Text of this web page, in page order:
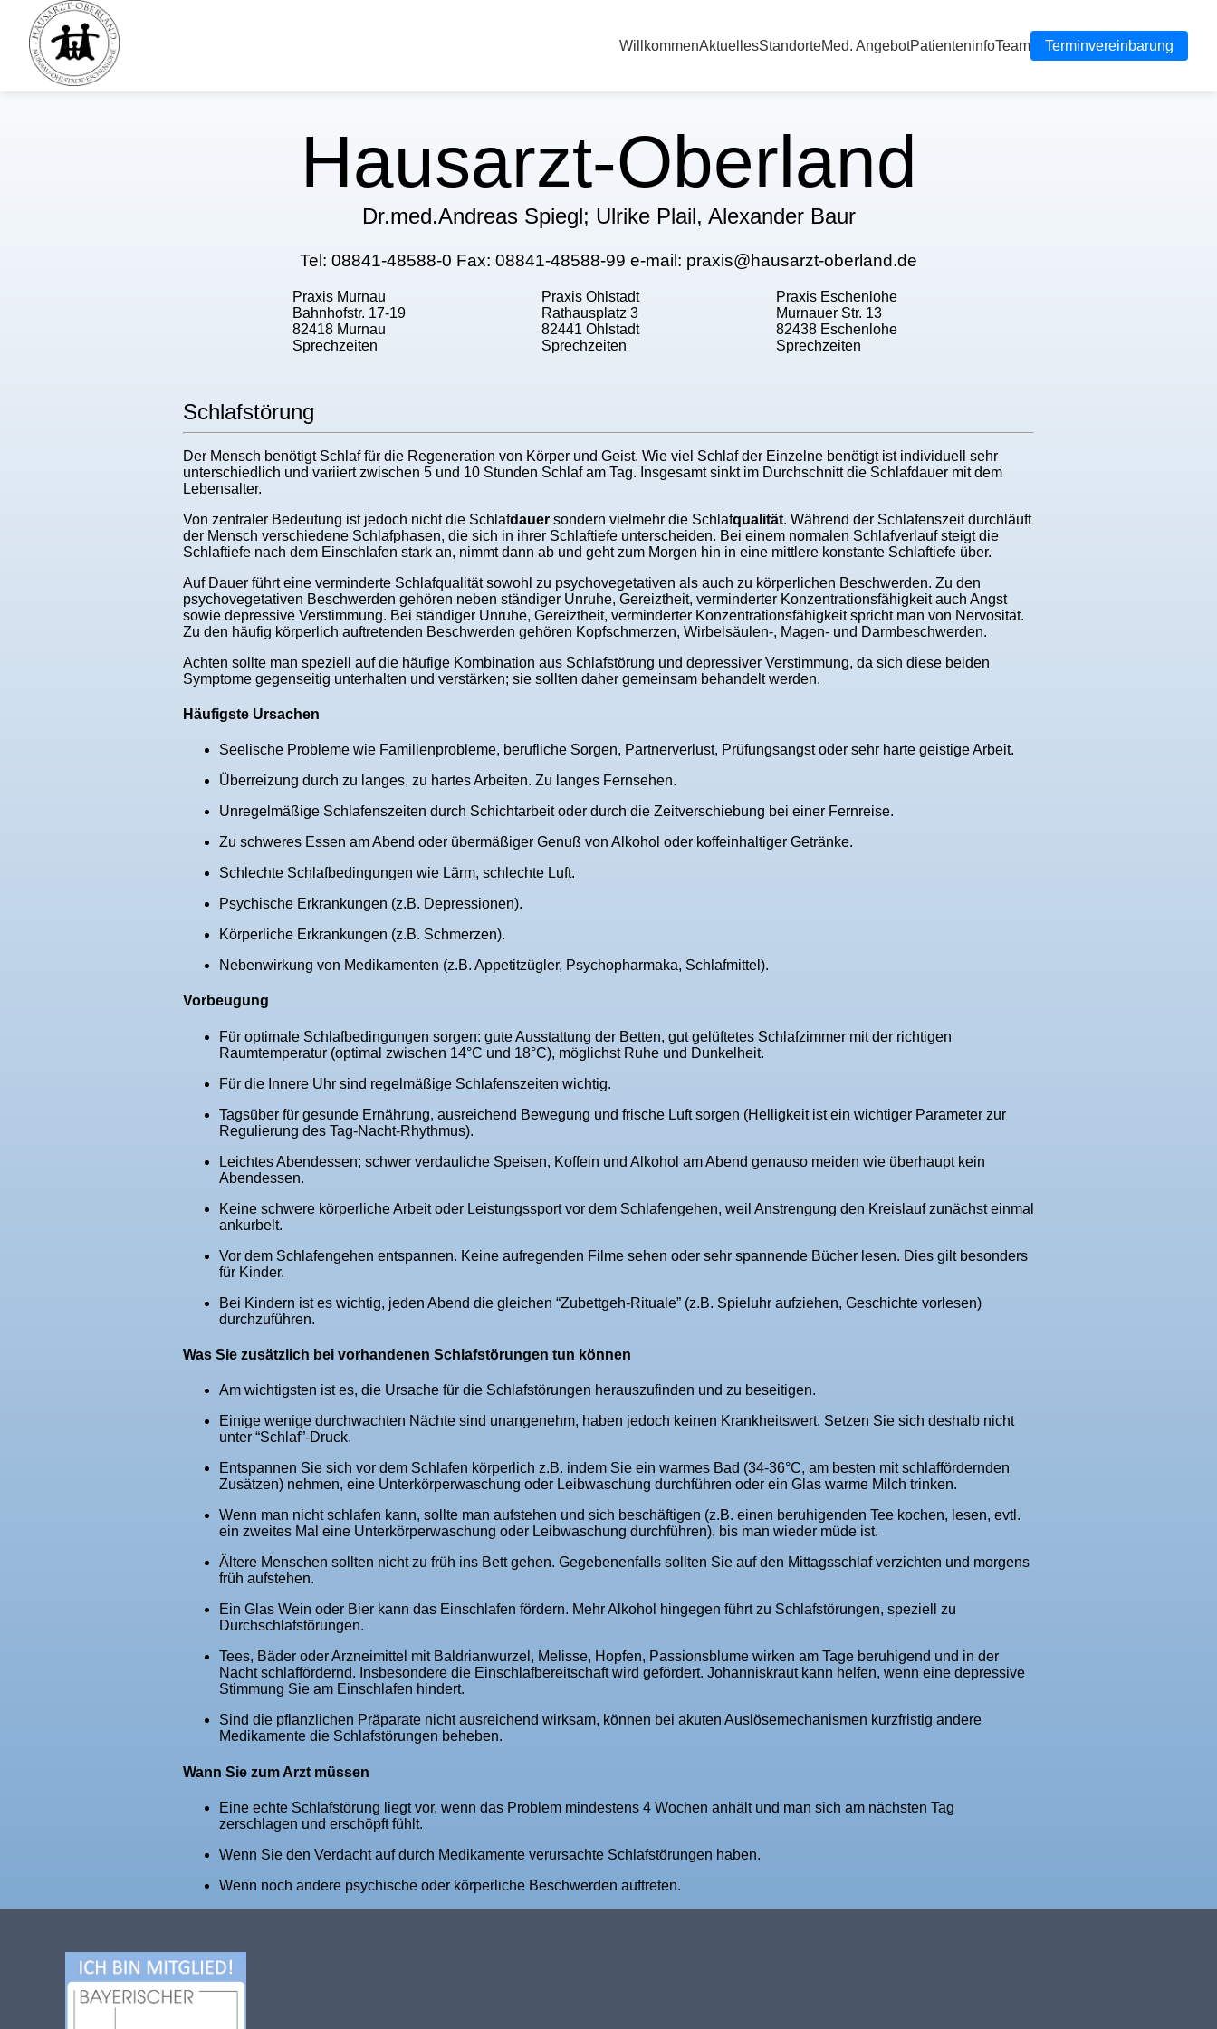
WillkommenAktuellesStandorteMed. AngebotPatienteninfoTeam Terminvereinbarung
Hausarzt-Oberland
Dr.med.Andreas Spiegl; Ulrike Plail, Alexander Baur
Tel: 08841-48588-0 Fax: 08841-48588-99 e-mail: praxis@hausarzt-oberland.de
Praxis Murnau
Bahnhofstr. 17-19
82418 Murnau
Sprechzeiten
Praxis Ohlstadt
Rathausplatz 3
82441 Ohlstadt
Sprechzeiten
Praxis Eschenlohe
Murnauer Str. 13
82438 Eschenlohe
Sprechzeiten
Schlafstörung
Der Mensch benötigt Schlaf für die Regeneration von Körper und Geist. Wie viel Schlaf der Einzelne benötigt ist individuell sehr
unterschiedlich und variiert zwischen 5 und 10 Stunden Schlaf am Tag. Insgesamt sinkt im Durchschnitt die Schlafdauer mit dem
Lebensalter.
Von zentraler Bedeutung ist jedoch nicht die Schlafdauersondern vielmehr die Schlafqualität. Während der Schlafenszeit durchläuft
der Mensch verschiedene Schlafphasen, die sich in ihrer Schlaftiefe unterscheiden. Bei einem normalen Schlafverlauf steigt die
Schlaftiefe nach dem Einschlafen stark an, nimmt dann ab und geht zum Morgen hin in eine mittlere konstante Schlaftiefe über.
Auf Dauer führt eine verminderte Schlafqualität sowohl zu psychovegetativen als auch zu körperlichen Beschwerden. Zu den
psychovegetativen Beschwerden gehören neben ständiger Unruhe, Gereiztheit, verminderter Konzentrationsfähigkeit auch Angst
sowie depressive Verstimmung. Bei ständiger Unruhe, Gereiztheit, verminderter Konzentrationsfähigkeit spricht man von Nervosität.
Zu den häufig körperlich auftretenden Beschwerden gehören Kopfschmerzen, Wirbelsäulen-, Magen- und Darmbeschwerden.
Achten sollte man speziell auf die häufige Kombination aus Schlafstörung und depressiver Verstimmung, da sich diese beiden
Symptome gegenseitig unterhalten und verstärken; sie sollten daher gemeinsam behandelt werden.
Häufigste Ursachen
Seelische Probleme wie Familienprobleme, berufliche Sorgen, Partnerverlust, Prüfungsangst oder sehr harte geistige Arbeit.
Überreizung durch zu langes, zu hartes Arbeiten. Zu langes Fernsehen.
Unregelmäßige Schlafenszeiten durch Schichtarbeit oder durch die Zeitverschiebung bei einer Fernreise.
Zu schweres Essen am Abend oder übermäßiger Genuß von Alkohol oder koffeinhaltiger Getränke.
Schlechte Schlafbedingungen wie Lärm, schlechte Luft.
Psychische Erkrankungen (z.B. Depressionen).
Körperliche Erkrankungen (z.B. Schmerzen).
Nebenwirkung von Medikamenten (z.B. Appetitzügler, Psychopharmaka, Schlafmittel).
Vorbeugung
Für optimale Schlafbedingungen sorgen: gute Ausstattung der Betten, gut gelüftetes Schlafzimmer mit der richtigen
Raumtemperatur (optimal zwischen 14°C und 18°C), möglichst Ruhe und Dunkelheit.
Für die Innere Uhr sind regelmäßige Schlafenszeiten wichtig.
Tagsüber für gesunde Ernährung, ausreichend Bewegung und frische Luft sorgen (Helligkeit ist ein wichtiger Parameter zur
Regulierung des Tag-Nacht-Rhythmus).
Leichtes Abendessen; schwer verdauliche Speisen, Koffein und Alkohol am Abend genauso meiden wie überhaupt kein
Abendessen.
Keine schwere körperliche Arbeit oder Leistungssport vor dem Schlafengehen, weil Anstrengung den Kreislauf zunächst einmal
ankurbelt.
Vor dem Schlafengehen entspannen. Keine aufregenden Filme sehen oder sehr spannende Bücher lesen. Dies gilt besonders
für Kinder.
Bei Kindern ist es wichtig, jeden Abend die gleichen “Zubettgeh-Rituale” (z.B. Spieluhr aufziehen, Geschichte vorlesen)
durchzuführen.
Was Sie zusätzlich bei vorhandenen Schlafstörungen tun können
Am wichtigsten ist es, die Ursache für die Schlafstörungen herauszufinden und zu beseitigen.
Einige wenige durchwachten Nächte sind unangenehm, haben jedoch keinen Krankheitswert. Setzen Sie sich deshalb nicht
unter “Schlaf”-Druck.
Entspannen Sie sich vor dem Schlafen körperlich z.B. indem Sie ein warmes Bad (34-36°C, am besten mit schlaffördernden
Zusätzen) nehmen, eine Unterkörperwaschung oder Leibwaschung durchführen oder ein Glas warme Milch trinken.
Wenn man nicht schlafen kann, sollte man aufstehen und sich beschäftigen (z.B. einen beruhigenden Tee kochen, lesen, evtl.
ein zweites Mal eine Unterkörperwaschung oder Leibwaschung durchführen), bis man wieder müde ist.
Ältere Menschen sollten nicht zu früh ins Bett gehen. Gegebenenfalls sollten Sie auf den Mittagsschlaf verzichten und morgens
früh aufstehen.
Ein Glas Wein oder Bier kann das Einschlafen fördern. Mehr Alkohol hingegen führt zu Schlafstörungen, speziell zu
Durchschlafstörungen.
Tees, Bäder oder Arzneimittel mit Baldrianwurzel, Melisse, Hopfen, Passionsblume wirken am Tage beruhigend und in der
Nacht schlaffördernd. Insbesondere die Einschlafbereitschaft wird gefördert. Johanniskraut kann helfen, wenn eine depressive
Stimmung Sie am Einschlafen hindert.
Sind die pflanzlichen Präparate nicht ausreichend wirksam, können bei akuten Auslösemechanismen kurzfristig andere
Medikamente die Schlafstörungen beheben.
Wann Sie zum Arzt müssen
Eine echte Schlafstörung liegt vor, wenn das Problem mindestens 4 Wochen anhält und man sich am nächsten Tag
zerschlagen und erschöpft fühlt.
Wenn Sie den Verdacht auf durch Medikamente verursachte Schlafstörungen haben.
Wenn noch andere psychische oder körperliche Beschwerden auftreten.